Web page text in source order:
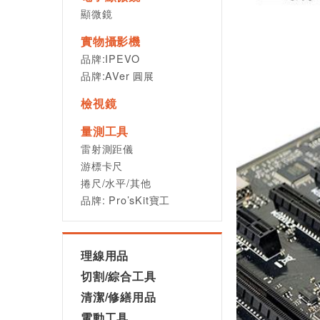
顯微鏡
實物攝影機
品牌:IPEVO
品牌:AVer 圓展
檢視鏡
量測工具
雷射測距儀
游標卡尺
捲尺/水平/其他
品牌: Pro’sKit寶工
理線用品
切割/綜合工具
清潔/修繕用品